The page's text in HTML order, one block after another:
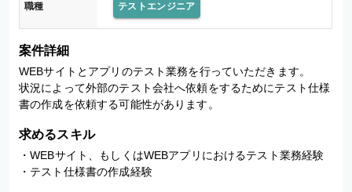
職種 テストエンジニア
案件詳細
WEBサイトとアプリのテスト業務を行っていただきます。
状況によって外部のテスト会社へ依頼をするためにテスト仕様
書の作成を依頼する可能性があります。
求めるスキル
・WEBサイト、もしくはWEBアプリにおけるテスト業務経験
・テスト仕様書の作成経験